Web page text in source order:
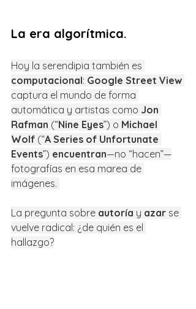
La era algorítmica.
Hoy la serendipia también es
computacional: Google Street View
captura el mundo de forma
automática y artistas como Jon
Rafman (“Nine Eyes”) o Michael
Wolf (“A Series of Unfortunate
Events”) encuentran—no “hacen”—
fotografías en esa marea de
imágenes.
La pregunta sobre autoría y azar se
vuelve radical: ¿de quién es el
hallazgo?